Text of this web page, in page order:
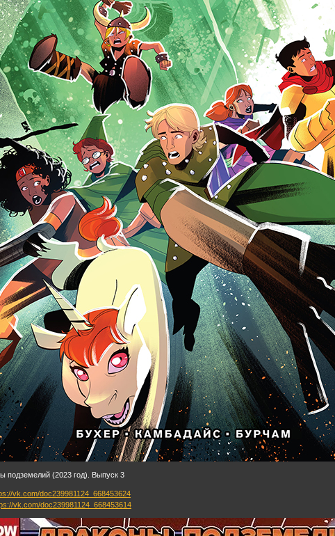
подземелий (2023 год). Выпуск 3
vk.com/doc239981124_668453624
vk.com/doc239981124_668453614